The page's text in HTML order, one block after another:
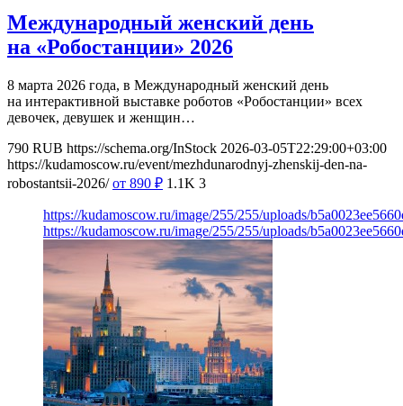
Международный женский день
на «Робостанции» 2026
8 марта 2026 года, в Международный женский день
на интерактивной выставке роботов «Робостанции» всех
девочек, девушек и женщин…
790 RUB https://schema.org/InStock 2026-03-05T22:29:00+03:00
https://kudamoscow.ru/event/mezhdunarodnyj-zhenskij-den-na-
robostantsii-2026/ от 890 ₽ 1.1K 3
https://kudamoscow.ru/image/255/255/uploads/
https://kudamoscow.ru/image/255/255/uploads/